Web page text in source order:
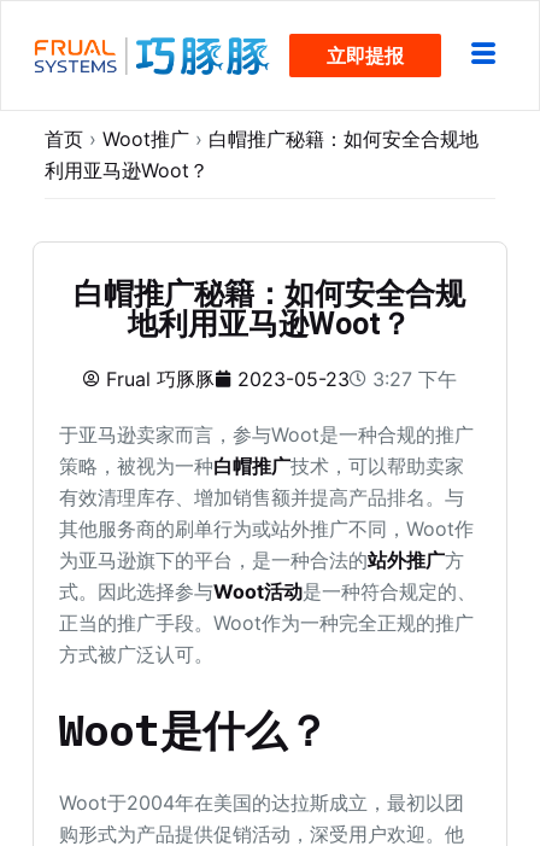
过
立即提报
首页 › Woot推广 › 白帽推广秘籍：如何安全合规地
利用亚马逊Woot？
白帽推广秘籍：如何安全合规
地利用亚马逊Woot？
Frual 巧豚豚 2023-05-23 3:27 下午
于亚马逊卖家而言，参与Woot是一种合规的推广
策略，被视为一种白帽推广技术，可以帮助卖家
有效清理库存、增加销售额并提高产品排名。与
其他服务商的刷单行为或站外推广不同，Woot作
为亚马逊旗下的平台，是一种合法的站外推广方
式。因此选择参与Woot活动是一种符合规定的、
正当的推广手段。Woot作为一种完全正规的推广
方式被广泛认可。
Woot是什么？
Woot于2004年在美国的达拉斯成立，最初以团
购形式为产品提供促销活动，深受用户欢迎。他